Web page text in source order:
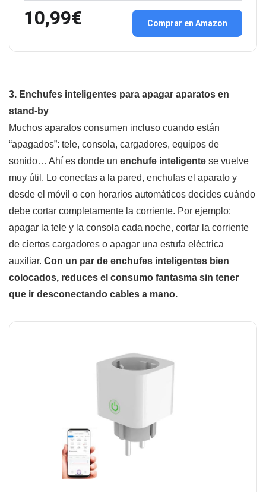
10,99€ Comprar en Amazon
3. Enchufes inteligentes para apagar aparatos en
stand-by
Muchos aparatos consumen incluso cuando están
“apagados”: tele, consola, cargadores, equipos de
sonido… Ahí es donde un enchufe inteligente se vuelve
muy útil. Lo conectas a la pared, enchufas el aparato y
desde el móvil o con horarios automáticos decides cuándo
debe cortar completamente la corriente. Por ejemplo:
apagar la tele y la consola cada noche, cortar la corriente
de ciertos cargadores o apagar una estufa eléctrica
auxiliar. Con un par de enchufes inteligentes bien
colocados, reduces el consumo fantasma sin tener
que ir desconectando cables a mano.